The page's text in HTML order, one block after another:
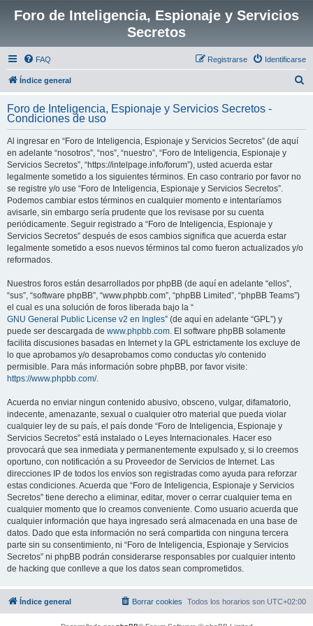
Foro de Inteligencia, Espionaje y Servicios
Secretos
FAQ Identificarse
Registrarse
Índice general
c
Foro de Inteligencia, Espionaje y Servicios Secretos -
Condiciones de uso
Al ingresar en “Foro de Inteligencia, Espionaje y Servicios Secretos” (de aquí
en adelante “nosotros”, “nos”, “nuestro”, “Foro de Inteligencia, Espionaje y
Servicios Secretos”, “https://intelpage.info/forum”), usted acuerda estar
legalmente sometido a los siguientes términos. En caso contrario por favor no
se registre y/o use “Foro de Inteligencia, Espionaje y Servicios Secretos”.
Podemos cambiar estos términos en cualquier momento e intentaríamos
avisarle, sin embargo sería prudente que los revisase por su cuenta
periódicamente. Seguir registrado a “Foro de Inteligencia, Espionaje y
Servicios Secretos” después de esos cambios significa que acuerda estar
legalmente sometido a esos nuevos términos tal como fueron actualizados y/o
reformados.
Nuestros foros están desarrollados por phpBB (de aquí en adelante “ellos”,
“sus”, “software phpBB”, “www.phpbb.com”, “phpBB Limited”, “phpBB Teams”)
el cual es una solución de foros liberada bajo la “
GNU General Public License v2 en Ingles” (de aquí en adelante “GPL”) y
puede ser descargada de www.phpbb.com. El software phpBB solamente
facilita discusiones basadas en Internet y la GPL estrictamente los excluye de
lo que aprobamos y/o desaprobamos como conductas y/o contenido
permisible. Para más información sobre phpBB, por favor visite:
https://www.phpbb.com/.
Acuerda no enviar ningun contenido abusivo, obsceno, vulgar, difamatorio,
indecente, amenazante, sexual o cualquier otro material que pueda violar
cualquier ley de su país, el país donde “Foro de Inteligencia, Espionaje y
Servicios Secretos” está instalado o Leyes Internacionales. Hacer eso
provocará que sea inmediata y permanentemente expulsado y, si lo creemos
oportuno, con notificación a su Proveedor de Servicios de Internet. Las
direcciones IP de todos los envíos son registradas como ayuda para reforzar
estas condiciones. Acuerda que “Foro de Inteligencia, Espionaje y Servicios
Secretos” tiene derecho a eliminar, editar, mover o cerrar cualquier tema en
cualquier momento que lo creamos conveniente. Como usuario acuerda que
cualquier información que haya ingresado será almacenada en una base de
datos. Dado que esta información no será compartida con ninguna tercera
parte sin su consentimiento, ni “Foro de Inteligencia, Espionaje y Servicios
Secretos” ni phpBB podrán considerarse responsables por cualquier intento
de hacking que conlleve a que los datos sean comprometidos.
Índice general Todos los horarios son UTC+02:00
Borrar cookies